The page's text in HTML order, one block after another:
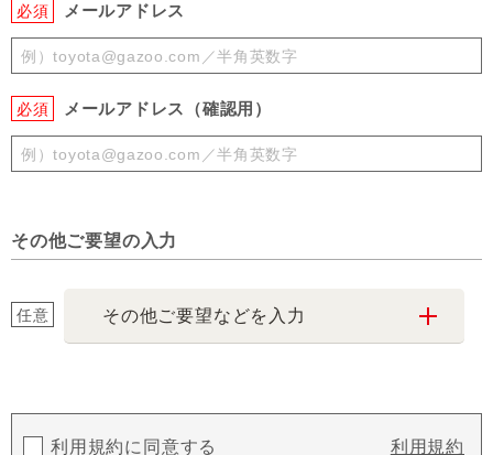
必須 メールアドレス
必須 メールアドレス（確認用）
その他ご要望の入力
任意 その他ご要望などを入力
利用規約に同意する 利用規約